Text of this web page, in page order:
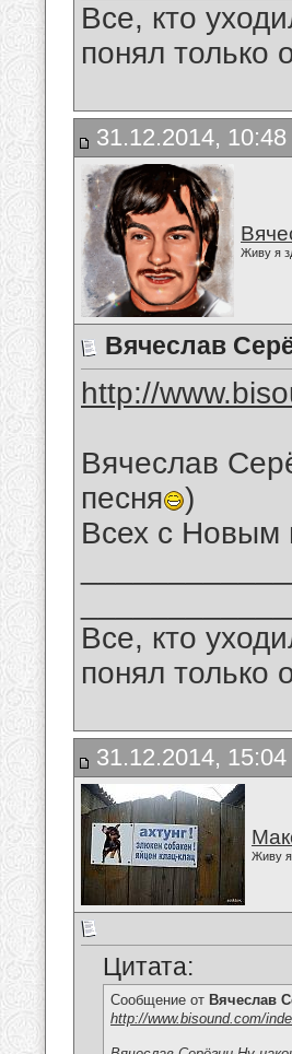
Все, кто
понял только
31.12.2014, 10:48
Живу я
Вячеслав
http://
Вячеслав
песня
)
Всех с Новым
Все, кто
понял только
31.12.2014, 15:04
Живу я
Цитата:
Сообщение от Вячеслав
http://www.bisound.com/